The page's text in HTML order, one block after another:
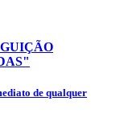
de qualquer